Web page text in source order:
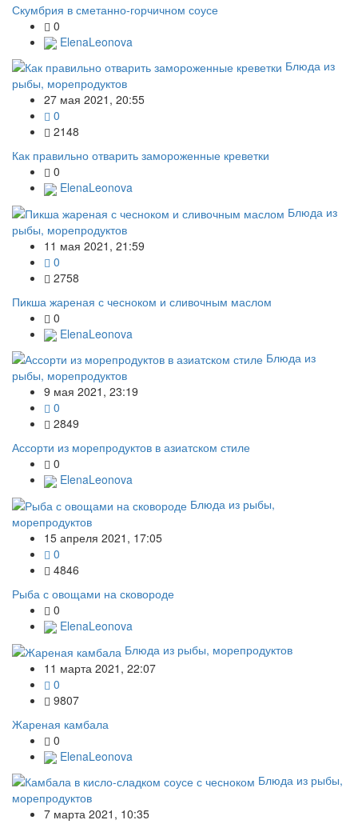
Скумбрия в сметанно-горчичном соусе
0
ElenaLeonova
Блюда из
рыбы, морепродуктов
27 мая 2021, 20:55
0
2148
Как правильно отварить замороженные креветки
0
ElenaLeonova
Блюда из
рыбы, морепродуктов
11 мая 2021, 21:59
0
2758
Пикша жареная с чесноком и сливочным маслом
0
ElenaLeonova
Блюда из
рыбы, морепродуктов
9 мая 2021, 23:19
0
2849
Ассорти из морепродуктов в азиатском стиле
0
ElenaLeonova
Блюда из рыбы,
морепродуктов
15 апреля 2021, 17:05
0
4846
Рыба с овощами на сковороде
0
ElenaLeonova
Блюда из рыбы, морепродуктов
11 марта 2021, 22:07
0
9807
Жареная камбала
0
ElenaLeonova
Блюда из рыбы,
морепродуктов
7 марта 2021, 10:35